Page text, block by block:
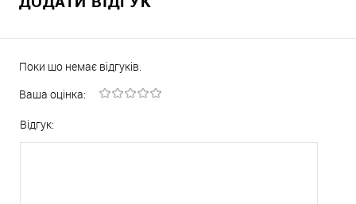
Поки що немає відгуків.
Ваша оцінка:
Відгук: